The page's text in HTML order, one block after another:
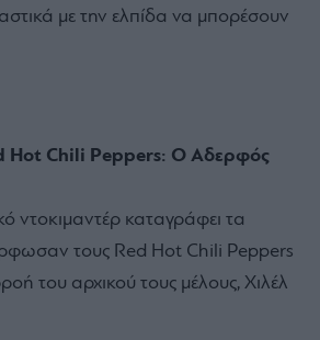
με την ελπίδα να μπορέσουν
Hot Chili Peppers: Ο Αδερφός
ντοκιμαντέρ καταγράφει τα
τους Red Hot Chili Peppers
του αρχικού τους μέλους, Χιλέλ